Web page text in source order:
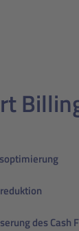
des Cash